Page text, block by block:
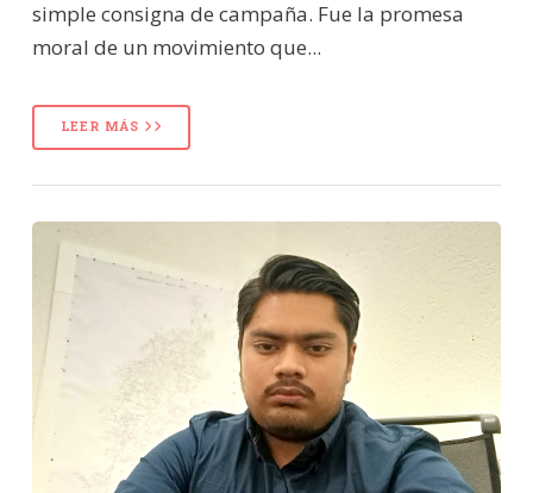
simple consigna de campaña. Fue la promesa
moral de un movimiento que...
LEER MÁS